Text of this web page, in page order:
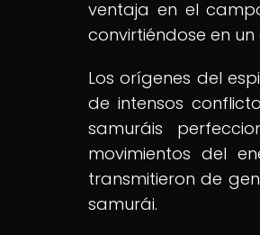
ventaja en el
convirtiéndose en
Los orígenes del
de intensos
samuráis
movimientos del
transmitieron de
samurái.